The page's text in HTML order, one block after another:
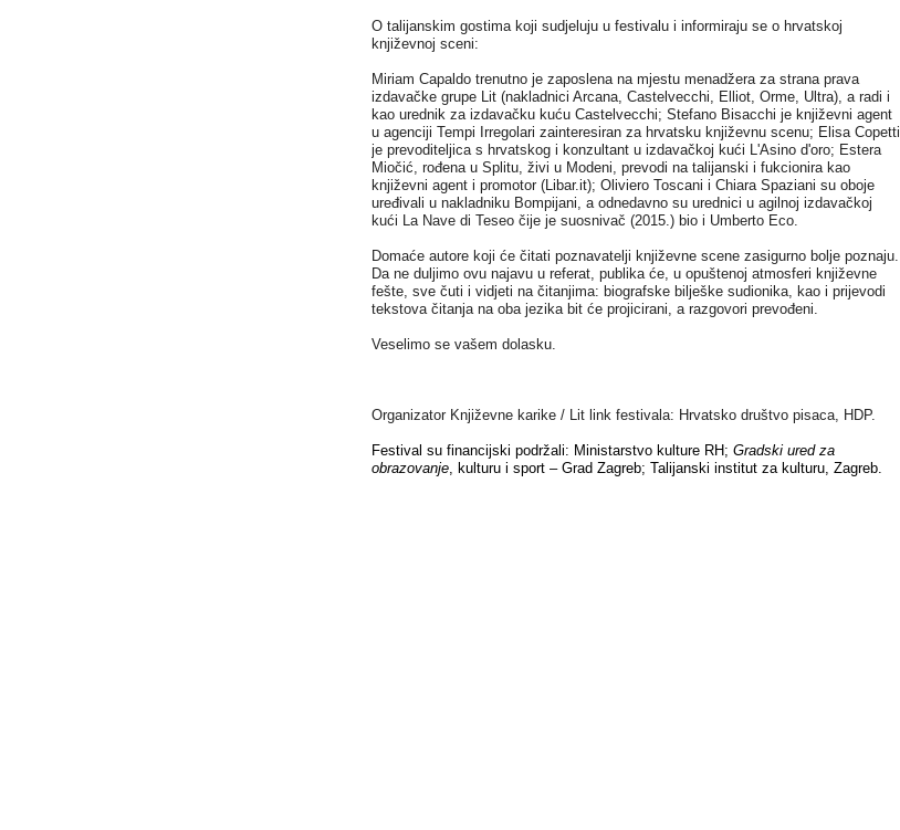
O talijanskim gostima koji sudjeluju u festivalu i informiraju se o hrvatskoj
književnoj sceni:
Miriam Capaldo trenutno je zaposlena na mjestu menadžera za strana prava
izdavačke grupe Lit (nakladnici Arcana, Castelvecchi, Elliot, Orme, Ultra), a radi i
kao urednik za izdavačku kuću Castelvecchi; Stefano Bisacchi je književni agent
u agenciji Tempi Irregolari zainteresiran za hrvatsku književnu scenu; Elisa Copetti
je prevoditeljica s hrvatskog i konzultant u izdavačkoj kući L'Asino d'oro; Estera
Miočić, rođena u Splitu, živi u Modeni, prevodi na talijanski i fukcionira kao
književni agent i promotor (Libar.it); Oliviero Toscani i Chiara Spaziani su oboje
uređivali u nakladniku Bompijani, a odnedavno su urednici u agilnoj izdavačkoj
kući La Nave di Teseo čije je suosnivač (2015.) bio i Umberto Eco.
Domaće autore koji će čitati poznavatelji književne scene zasigurno bolje poznaju.
Da ne duljimo ovu najavu u referat, publika će, u opuštenoj atmosferi književne
fešte, sve čuti i vidjeti na čitanjima: biografske bilješke sudionika, kao i prijevodi
tekstova čitanja na oba jezika bit će projicirani, a razgovori prevođeni.
Veselimo se vašem dolasku.
Organizator Književne karike / Lit link festivala: Hrvatsko društvo pisaca, HDP.
Festival su financijski podržali: Ministarstvo kulture RH; Gradski ured za
obrazovanje, kulturu i sport – Grad Zagreb; Talijanski institut za kulturu, Zagreb.